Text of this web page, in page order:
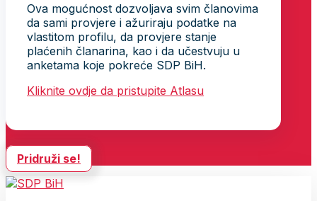
Ova mogućnost dozvoljava svim članovima
da sami provjere i ažuriraju podatke na
vlastitom profilu, da provjere stanje
plaćenih članarina, kao i da učestvuju u
anketama koje pokreće SDP BiH.
Kliknite ovdje da pristupite Atlasu
Pridruži se!